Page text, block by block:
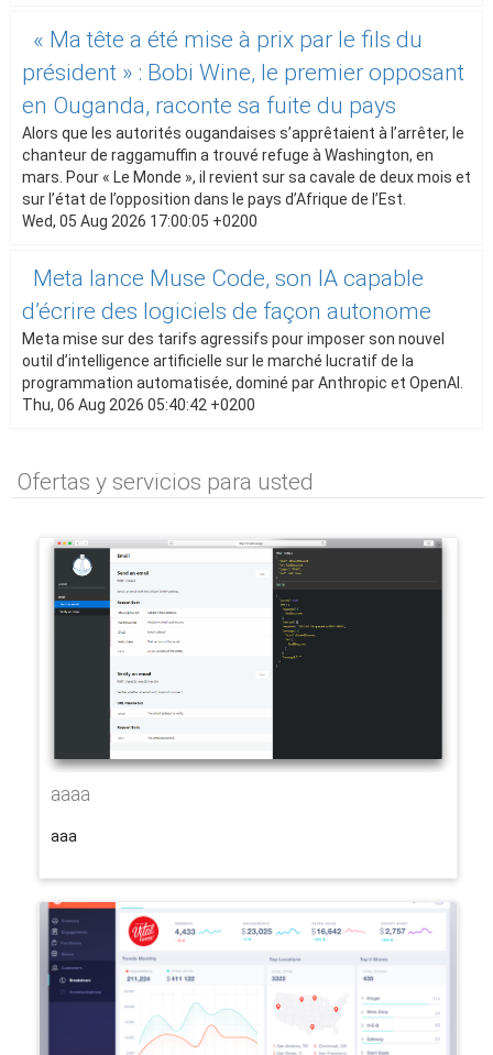
« Ma tête a été mise à prix par le fils du
président » : Bobi Wine, le premier opposant
en Ouganda, raconte sa fuite du pays
Alors que les autorités ougandaises s’apprêtaient à l’arrêter, le
chanteur de raggamuffin a trouvé refuge à Washington, en
mars. Pour « Le Monde », il revient sur sa cavale de deux mois et
sur l’état de l’opposition dans le pays d’Afrique de l’Est.
Wed, 05 Aug 2026 17:00:05 +0200
Meta lance Muse Code, son IA capable
d’écrire des logiciels de façon autonome
Meta mise sur des tarifs agressifs pour imposer son nouvel
outil d’intelligence artificielle sur le marché lucratif de la
programmation automatisée, dominé par Anthropic et OpenAI.
Thu, 06 Aug 2026 05:40:42 +0200
Ofertas y servicios para usted
aaaa
aaa